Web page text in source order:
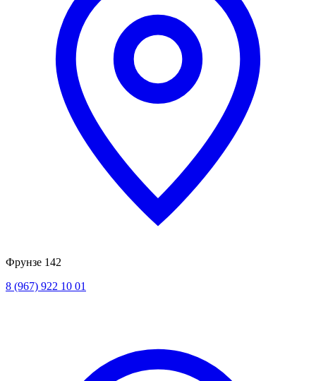
Фрунзе 142
8 (967) 922 10 01